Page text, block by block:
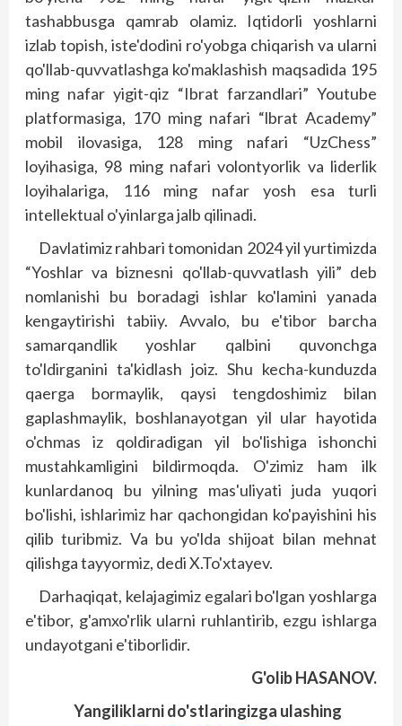
tashabbusga qamrab olamiz. Iqtidorli yoshlarni
izlab topish, iste'dodini ro'yobga chiqarish va ularni
qo'llab-quvvatlashga ko'mak­lashish maqsadida 195
ming nafar yigit-qiz “Ibrat farzandlari” Youtube
platformasiga, 170 ming nafari “lbrat Academy”
mobil ilovasiga, 128 ming nafari “UzChess”
loyihasiga, 98 ming nafari volontyorlik va liderlik
loyihalariga, 116 ming nafar yosh esa turli
intellektual o'yinlarga jalb qilinadi.
Davlatimiz rahbari tomonidan 2024 yil yurtimizda
“Yoshlar va biznesni qo'llab-quvvatlash yili” deb
nomlanishi bu boradagi ishlar ko'lamini yanada
kengaytirishi tabiiy. Avvalo, bu e'tibor barcha
samarqandlik yoshlar qalbini quvonchga
to'ldirganini ta'kidlash joiz. Shu kecha-kunduzda
qaerga bormaylik, qaysi tengdoshimiz bilan
gaplashmaylik, bosh­lanayotgan yil ular hayotida
o'chmas iz qoldiradigan yil bo'lishiga ishonchi
mustahkamligini bildirmoqda. O'zimiz ham ilk
kunlardanoq bu yilning mas'uliyati juda yuqori
bo'lishi, ishlarimiz har qachongidan ko'payishini his
qilib turibmiz. Va bu yo'lda shijoat bilan mehnat
qilishga tayyormiz, dedi X.To'xtayev.
Darhaqiqat, kelajagimiz egalari bo'lgan yoshlarga
e'tibor, g'amxo'rlik ularni ruhlantirib, ezgu ishlarga
undayotgani e'tiborlidir.
G'olib HASANOV.
Yangiliklarni do'stlaringizga ulashing